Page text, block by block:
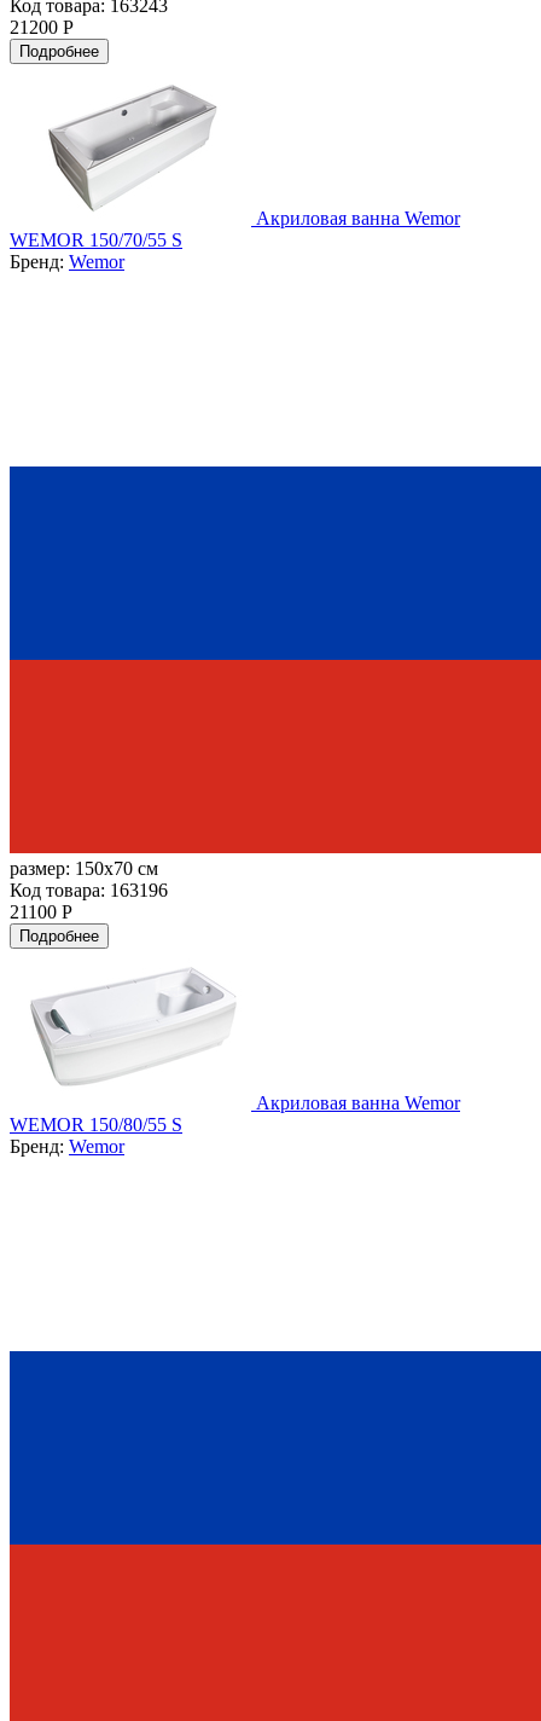
Код товара: 163243
21200 Р
Подробнее
Акриловая ванна Wemor
WEMOR 150/70/55 S
Бренд: Wemor
размер: 150x70 см
Код товара: 163196
21100 Р
Подробнее
Акриловая ванна Wemor
WEMOR 150/80/55 S
Бренд: Wemor